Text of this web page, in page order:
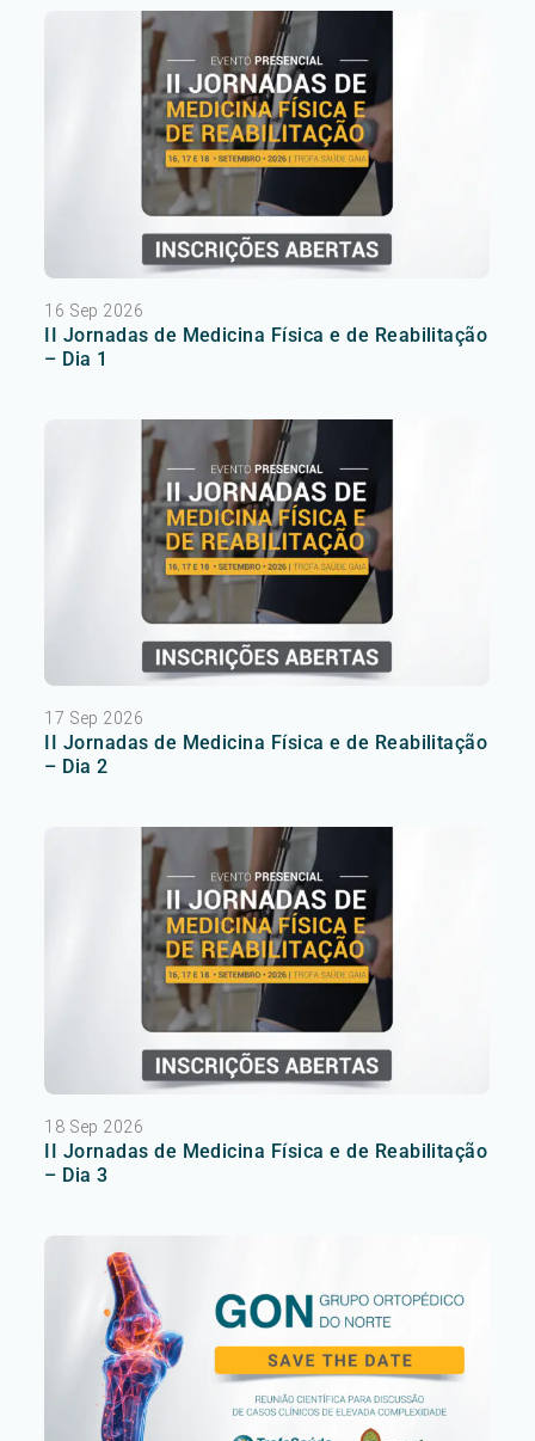
16 Sep 2026
II Jornadas de Medicina Física e de Reabilitação
– Dia 1
17 Sep 2026
II Jornadas de Medicina Física e de Reabilitação
– Dia 2
18 Sep 2026
II Jornadas de Medicina Física e de Reabilitação
– Dia 3